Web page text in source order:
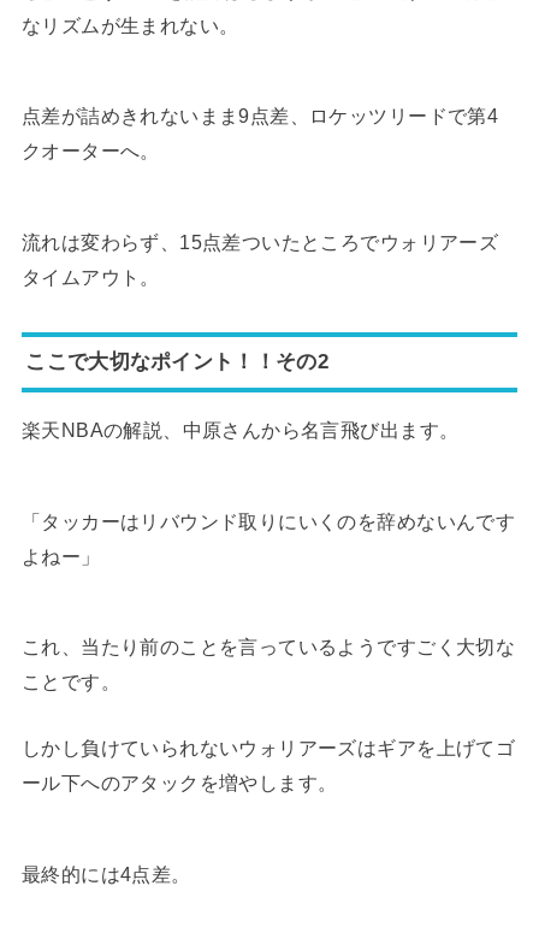
なリズムが生まれない。
点差が詰めきれないまま9点差、ロケッツリードで第4
クオーターへ。
流れは変わらず、15点差ついたところでウォリアーズ
タイムアウト。
ここで大切なポイント！！その2
楽天NBAの解説、中原さんから名言飛び出ます。
「タッカーはリバウンド取りにいくのを辞めないんです
よねー」
これ、当たり前のことを言っているようですごく大切な
ことです。
しかし負けていられないウォリアーズはギアを上げてゴ
ール下へのアタックを増やします。
最終的には4点差。